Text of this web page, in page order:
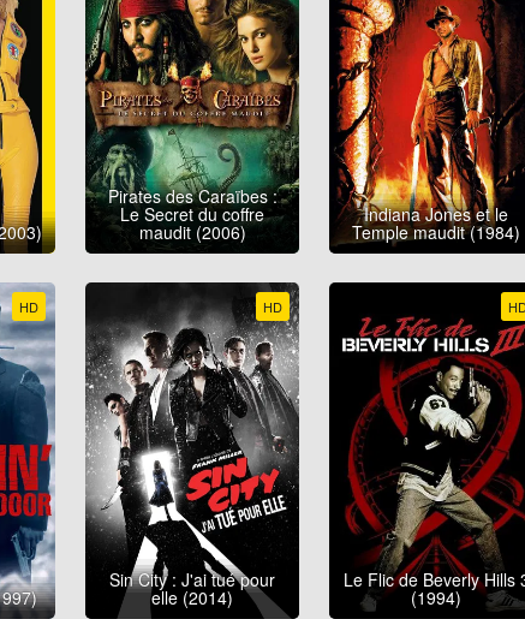
Pirates des Caraïbes :
Le Secret du coffre
maudit (2006)
Indiana Jones et le
Temple maudit (1984)
HD HD
Sin City : J'ai tué pour
elle (2014)
Le Flic de Beverly Hills
(1994)